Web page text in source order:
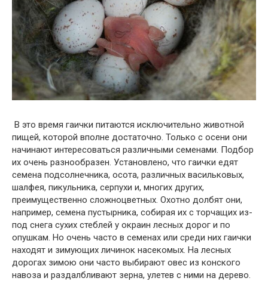
В это время гаички питаются исключительно животной
пищей, которой вполне достаточно. Только с осени они
начинают интересоваться различными семенами. Подбор
их очень разнообразен. Установлено, что гаички едят
семена подсолнечника, осота, различных васильковых,
шалфея, пикульника, серпухи и, многих других,
преимущественно сложноцветных. Охотно долбят они,
например, семена пустырника, собирая их с торчащих из-
под снега сухих стеблей у окраин лесных дорог и по
опушкам. Но очень часто в семенах или среди них гаички
находят и зимующих личинок насекомых. На лесных
дорогах зимою они часто выбирают овес из конского
навоза и раздалбливают зерна, улетев с ними на дерево.